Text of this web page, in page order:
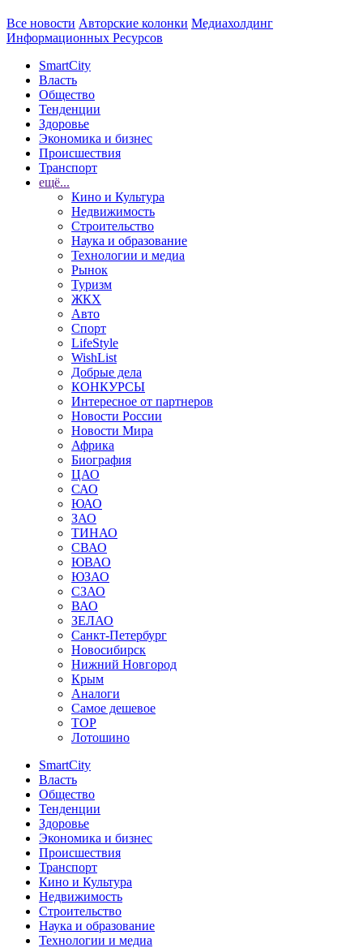
Все новости Авторские колонки Медиахолдинг
Информационных Ресурсов
SmartCity
Власть
Общество
Тенденции
Здоровье
Экономика и бизнес
Происшествия
Транспорт
ещё...
Кино и Культура
Недвижимость
Строительство
Наука и образование
Технологии и медиа
Рынок
Туризм
ЖКХ
Авто
Спорт
LifeStyle
WishList
Добрые дела
КОНКУРСЫ
Интересное от партнеров
Новости России
Новости Мира
Африка
Биография
ЦАО
САО
ЮАО
ЗАО
ТИНАО
СВАО
ЮВАО
ЮЗАО
СЗАО
ВАО
ЗЕЛАО
Санкт-Петербург
Новосибирск
Нижний Новгород
Крым
Аналоги
Самое дешевое
TOP
Лотошино
SmartCity
Власть
Общество
Тенденции
Здоровье
Экономика и бизнес
Происшествия
Транспорт
Кино и Культура
Недвижимость
Строительство
Наука и образование
Технологии и медиа